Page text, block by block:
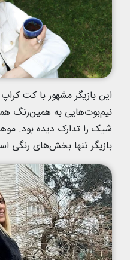
این بازیگر مشهور با کت
نیم‌بوت‌هایی به همین‌رنگ
شیک را تدارک دیده بود.
بازیگر تنها بخش‌های رنگی